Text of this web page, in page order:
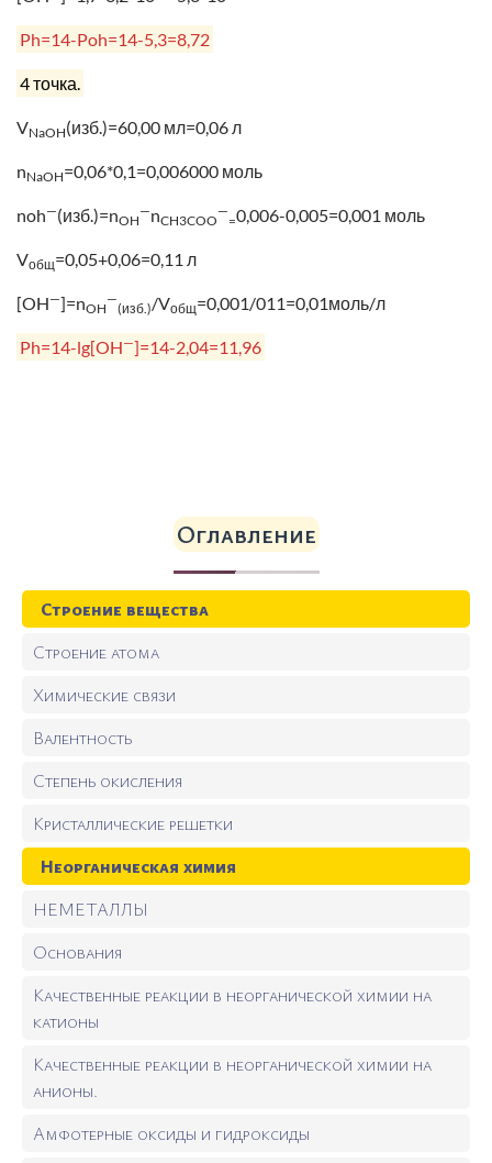
Ph=14-Poh=14-5,3=8,72
4 точка.
VNaOH(изб.)=60,00 мл=0,06 л
nNaOH=0,06*0,1=0,006000 моль
noh—(изб.)=nOH
—nCH3COO
—
=0,006-0,005=0,001 моль
Vобщ=0,05+0,06=0,11 л
[OH—]=nOH
—
(изб.)/Vобщ=0,001/011=0,01моль/л
Ph=14-lg[OH—]=14-2,04=11,96
Оглавление
Строение вещества
Строение атома
Химические связи
Валентность
Степень окисления
Кристаллические решетки
Неорганическая химия
НЕМЕТАЛЛЫ
Основания
Качественные реакции в неорганической химии на
катионы
Качественные реакции в неорганической химии на
анионы.
Амфотерные оксиды и гидроксиды